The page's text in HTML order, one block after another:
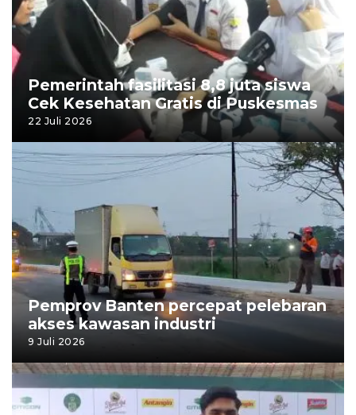
Pemerintah fasilitasi 8,8 juta siswa
Cek Kesehatan Gratis di Puskesmas
22 Juli 2026
Pemprov Banten percepat pelebaran
akses kawasan industri
9 Juli 2026